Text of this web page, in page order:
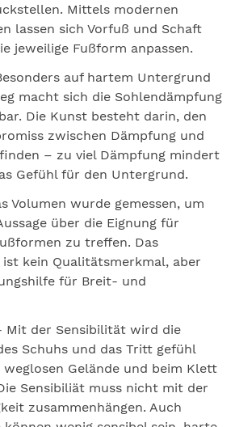
Mittels modernen
lassen sich Vorfuß und Schaft
jeweilige Fußform anpassen.
auf hartem Untergrund
macht sich die Sohlendämpfung
Die Kunst besteht darin, den
zwischen Dämpfung und
– zu viel Dämpfung mindert
Gefühl für den Untergrund.
Volumen wurde gemessen, um
über die Eignung für
zu treffen. Das
kein Qualitätsmerkmal, aber
für Breit- und
Mit der Sensibilität wird die
Schuhs und das Tritt gefühl
weglosen Gelände und beim Klett
Sensibiliät muss nicht mit der
zusammenhängen. Auch